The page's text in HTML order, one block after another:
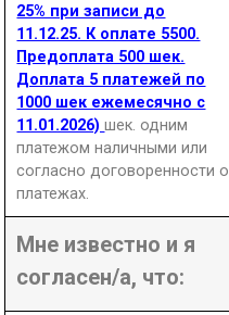
25% при записи до
11.12.25. К оплате 5500.
Предоплата 500 шек.
Доплата 5 платежей по
1000 шек ежемесячно с
11.01.2026)шек. одним
платежом наличными или
согласно договоренности о
платежах.
Мне известно и я
согласен/а, что: